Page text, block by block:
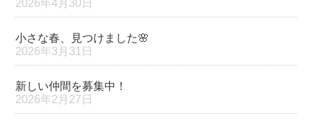
2026年4月30日
小さな春、見つけました🌸
2026年3月31日
新しい仲間を募集中！
2026年2月27日